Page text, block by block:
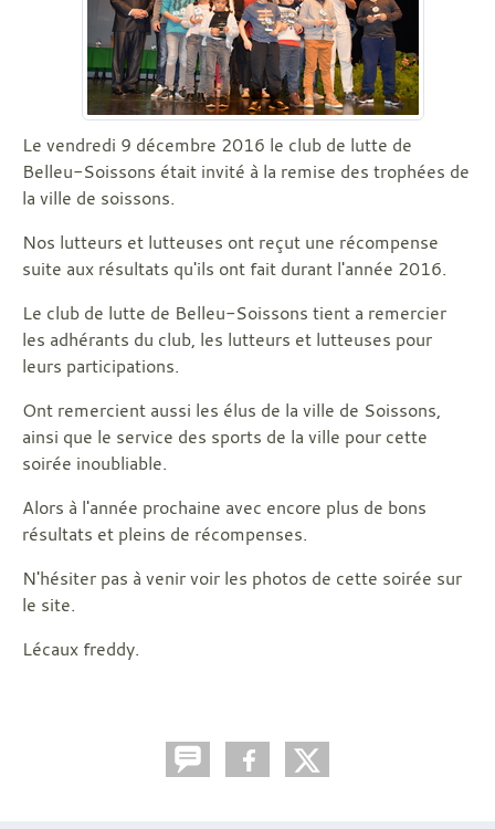
Le vendredi 9 décembre 2016 le club de lutte de
Belleu-Soissons était invité à la remise des trophées de
la ville de soissons.
Nos lutteurs et lutteuses ont reçut une récompense
suite aux résultats qu'ils ont fait durant l'année 2016.
Le club de lutte de Belleu-Soissons tient a remercier
les adhérants du club, les lutteurs et lutteuses pour
leurs participations.
Ont remercient aussi les élus de la ville de Soissons,
ainsi que le service des sports de la ville pour cette
soirée inoubliable.
Alors à l'année prochaine avec encore plus de bons
résultats et pleins de récompenses.
N'hésiter pas à venir voir les photos de cette soirée sur
le site.
Lécaux freddy.